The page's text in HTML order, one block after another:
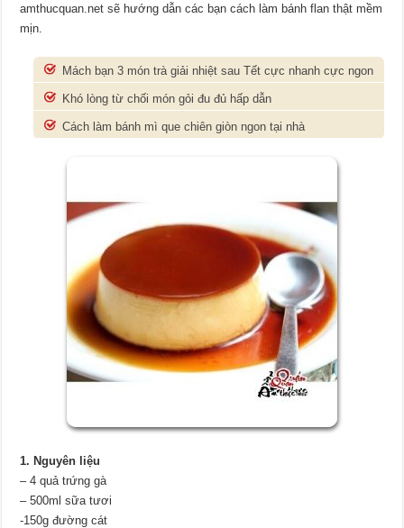
amthucquan.net sẽ hướng dẫn các bạn cách làm bánh flan thật mềm
mịn.
Mách bạn 3 món trà giải nhiệt sau Tết cực nhanh cực ngon
Khó lòng từ chối món gỏi đu đủ hấp dẫn
Cách làm bánh mì que chiên giòn ngon tại nhà
1. Nguyên liệu
– 4 quả trứng gà
– 500ml sữa tươi
-150g đường cát